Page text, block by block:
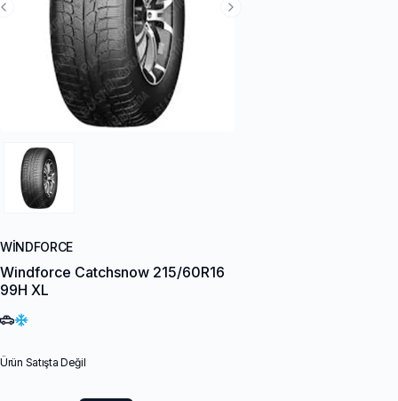
Next Slide
Previous Slide
WINDFORCE
Windforce Catchsnow 215/60R16
99H XL
Ürün Satışta Değil